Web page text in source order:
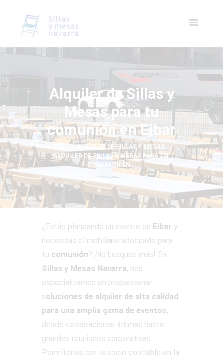
Alquiler de Sillas y
Mesas para tu
comunión en Eibar
ALQUILER DE SILLAS Y MESAS
ALQUILER DE SILLAS Y MESAS PARA TU
COMUNIÓN EN...
¿Estás planeando un evento en Eibar y
necesitas el mobiliario adecuado para
tu comunión? ¡No busques más! En
Sillas y Mesas Navarra, nos
especializamos en proporcionar
soluciones de alquiler de alta calidad
para una amplia gama de eventos,
desde celebraciones íntimas hasta
grandes reuniones corporativas.
Permítenos ser tu socio confiable en la